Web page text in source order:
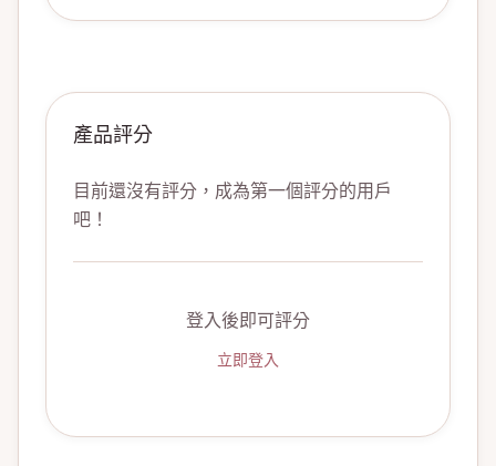
產品評分
目前還沒有評分，成為第一個評分的用戶
吧！
登入後即可評分
立即登入